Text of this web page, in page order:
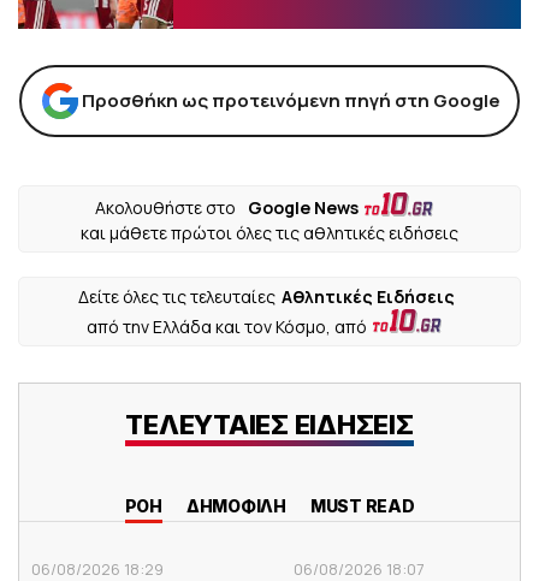
Προσθήκη ως προτεινόμενη πηγή στη Google
Ακολουθήστε στο
Google News
και μάθετε πρώτοι όλες τις αθλητικές ειδήσεις
Δείτε όλες τις τελευταίες Αθλητικές Ειδήσεις
από την Ελλάδα και τον Κόσμο, από
ΤΕΛΕΥΤΑΙΕΣ ΕΙΔΗΣΕΙΣ
ΡΟΗ ΔΗΜΟΦΙΛΗ MUST READ
06/08/2026 18:29 06/08/2026 18:07